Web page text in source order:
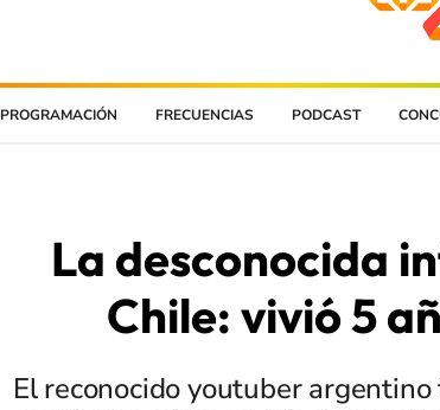
PROGRAMACIÓN FRECUENCIAS PODCAST
La desconocida
Chile: vivió 5
El reconocido youtuber